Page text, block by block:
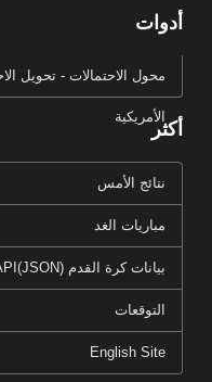
أدوات
محول الاحتمالات - تحويل
الأمريكية
أكثر
نتائج الأمس
مباريات الغد
بيانات كرة القدم Data API(JSON)
التوقعات
English Site